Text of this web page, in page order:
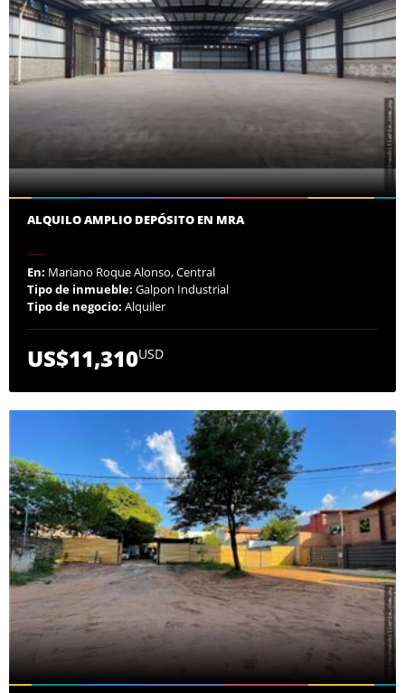
ALQUILO AMPLIO DEPÓSITO EN MRA
En: Mariano Roque Alonso, Central
Tipo de inmueble: Galpon Industrial
Tipo de negocio: Alquiler
US$11,310USD